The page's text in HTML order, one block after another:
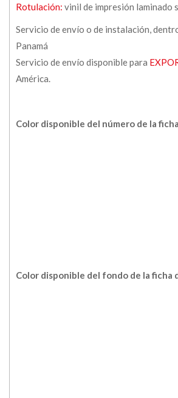
Rotulación: vinil de impresión laminado
Servicio de envío o de instalación,
Panamá
Servicio de envío disponible para
América.
Color disponible del número de la
Color disponible del fondo de la ficha